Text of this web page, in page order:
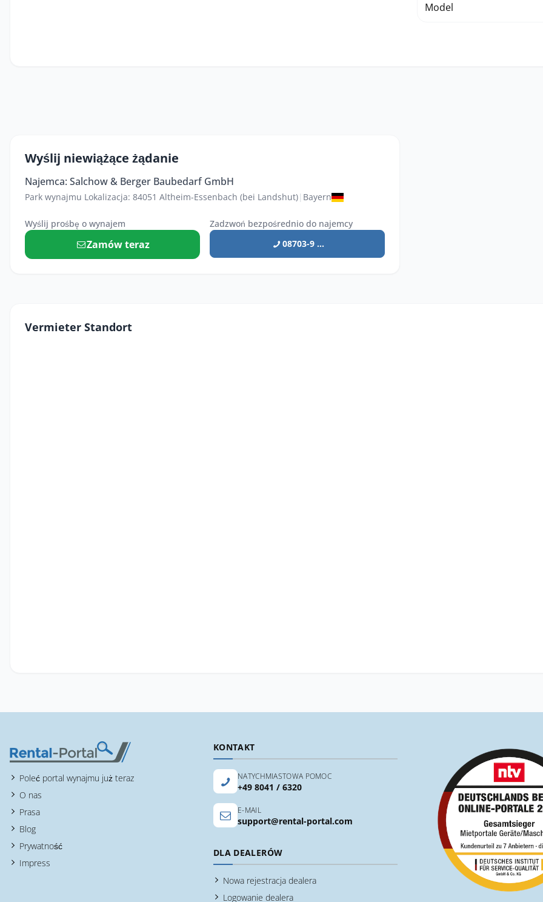
Model
Wyślij niewiążące żądanie
Najemca: Salchow & Berger Baubedarf GmbH
Park wynajmu Lokalizacja: 84051 Altheim-Essenbach (bei Landshut)| Bayern
Wyślij prośbę o wynajem
Zamów teraz
Zadzwoń bezpośrednio do najemcy
08703-9 ...
Vermieter Standort
Poleć portal wynajmu już teraz
O nas
Prasa
Blog
Prywatność
Impress
KONTAKT
NATYCHMIASTOWA POMOC
+49 8041 / 6320
E-MAIL
support@rental-portal.com
DLA DEALERÓW
Nowa rejestracja dealera
Logowanie dealera